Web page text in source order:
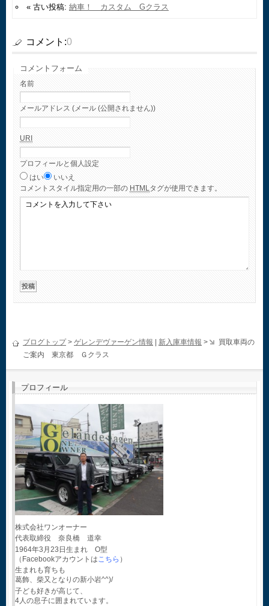
« 古い投稿: 納車！ カスタム Gクラス
コメント:0
コメントフォーム
名前
メールアドレス (メール (公開されません))
URI
プロフィールと個人設定
はい
いいえ
コメント スタイル指定用の一部の HTMLタグが使用できます。
ブログトップ> ゲレンデヴァーゲン情報 新入庫車情報 >
買取車両の
ご案内 東京都 Ｇクラス
プロフィール
株式会社ワンオーナー
代表取締役 奈良橋 道幸
1964年3月23日生まれ O型
（Facebookアカウントはこちら ）
生まれも育ちも
葛飾、柴又となりの新小岩^^)/
子ども好きが高じて、
4人の息子に囲まれています。